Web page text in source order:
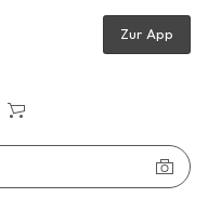
Zur App